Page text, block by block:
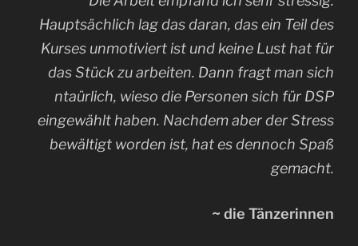
Hauptsächlich lag das daran, das ein Teil des
Kurses unmotiviert ist und keine Lust hat für
das Stück zu arbeiten. Dann fragt man sich
ntaürlich, wieso die Personen sich für DSP
eingewählt haben. Nachdem aber der Stress
bewältigt worden ist, hat es dennoch Spaß
gemacht.
~ die Tänzerinnen